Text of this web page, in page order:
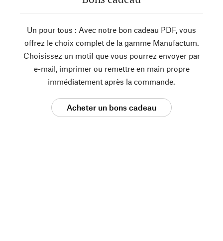
Un pour tous : Avec notre bon cadeau PDF, vous
offrez le choix complet de la gamme Manufactum.
Choisissez un motif que vous pourrez envoyer par
e-mail, imprimer ou remettre en main propre
immédiatement après la commande.
Acheter un bons cadeau